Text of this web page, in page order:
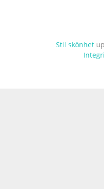
Stil skönhet